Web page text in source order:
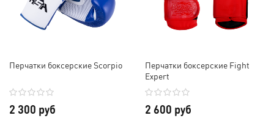
Перчатки боксерские Scorpio
2 300 руб
Перчатки боксерские Fight
Expert
2 600 руб